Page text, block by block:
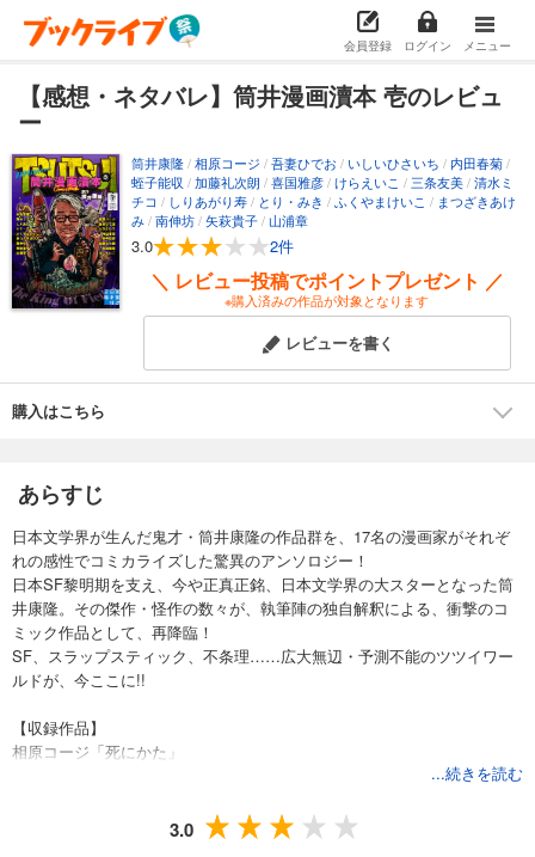
会員登録 ログイン メニュー
【感想・ネタバレ】筒井漫画瀆本 壱のレビュ
ー
筒井康隆/相原コージ /吾妻ひでお/ いしいひさいち / 内田春菊/
蛭子能収 /加藤礼次朗 /喜国雅彦/けらえいこ / 三条友美/清水ミ
チコ / しりあがり寿/ とり・みき /ふくやまけいこ / まつざきあけ
み/南伸坊/矢萩貴子/山浦章
3.0 2件
＼ レビュー投稿でポイントプレゼント ／
※購入済みの作品が対象となります
レビューを書く
購入はこちら
あらすじ
日本文学界が生んだ鬼才・筒井康隆の作品群を、17名の漫画家がそれぞ
れの感性でコミカライズした驚異のアンソロジー！
日本SF黎明期を支え、今や正真正銘、日本文学界の大スターとなった筒
井康隆。その傑作・怪作の数々が、執筆陣の独自解釈による、衝撃のコ
ミック作品として、再降臨！
SF、スラップスティック、不条理……広大無辺・予測不能のツツイワー
ルドが、今ここに!!
【収録作品】
相原コージ「死にかた」
内田春菊「ムロジェクに感謝」
蛭子能収「傷ついたのは誰の心」
...続きを読む
3.0